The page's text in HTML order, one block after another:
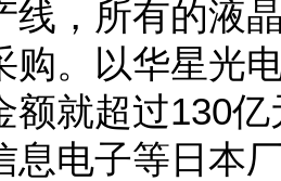
线，所有的液
购。以华星光
额就超过130
息电子等日本